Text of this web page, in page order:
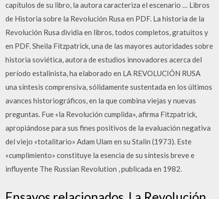
capítulos de su libro, la autora caracteriza el escenario … Libros
de Historia sobre la Revolución Rusa en PDF. La historia de la
Revolución Rusa dividia en libros, todos completos, gratuitos y
en PDF. Sheila Fitzpatrick, una de las mayores autoridades sobre
historia soviética, autora de estudios innovadores acerca del
período estalinista, ha elaborado en LA REVOLUCIÓN RUSA
una síntesis comprensiva, sólidamente sustentada en los últimos
avances historiográficos, en la que combina viejas y nuevas
preguntas. Fue «la Revolución cumplida», afirma Fitzpatrick,
apropiándose para sus fines positivos de la evaluación negativa
del viejo «totalitario» Adam Ulam en su Stalin (1973). Este
«cumplimiento» constituye la esencia de su síntesis breve e
influyente The Russian Revolution , publicada en 1982.